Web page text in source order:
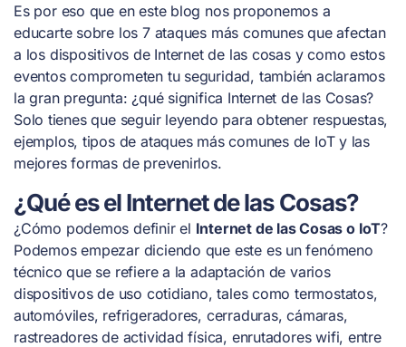
Es por eso que en este blog nos proponemos a
educarte sobre los 7 ataques más comunes que afectan
a los dispositivos de Internet de las cosas y como estos
eventos comprometen tu seguridad, también aclaramos
la gran pregunta: ¿qué significa Internet de las Cosas?
Solo tienes que seguir leyendo para obtener respuestas,
ejemplos, tipos de ataques más comunes de IoT y las
mejores formas de prevenirlos.
¿Qué es el Internet de las Cosas?
¿Cómo podemos definir el Internet de las Cosas o IoT?
Podemos empezar diciendo que este es un fenómeno
técnico que se refiere a la adaptación de varios
dispositivos de uso cotidiano, tales como termostatos,
automóviles, refrigeradores, cerraduras, cámaras,
rastreadores de actividad física, enrutadores wifi, entre